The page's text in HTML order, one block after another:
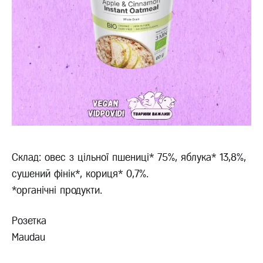
Склад: овес з цільної пшениці* 75%, яблука* 13,8%,
сушений фінік*, кориця* 0,7%.
*органічні продукти.
Розетка
Maudau